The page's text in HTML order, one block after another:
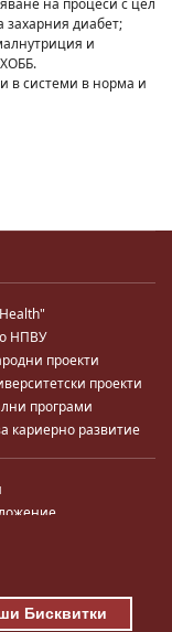
Бисквитки
на процеси с цел
захарния диабет;
и
в системи в норма и
НПВУ
проекти
проекти
програми
кариерно развитие